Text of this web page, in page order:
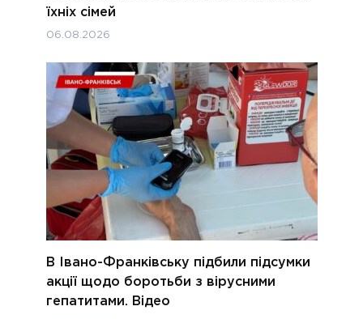
їхніх сімей
06.08.2026
В Івано-Франківську підбили підсумки
акції щодо боротьби з вірусними
гепатитами. Відео